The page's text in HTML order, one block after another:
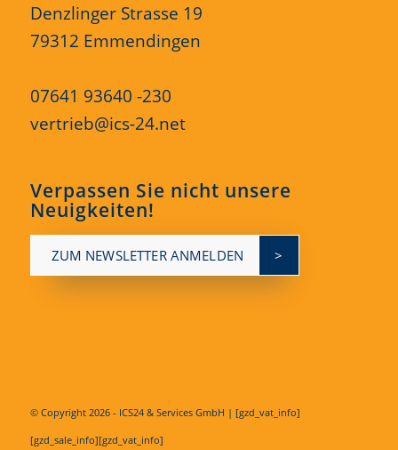
Denzlinger Strasse 19
79312 Emmendingen
07641 93640 -230
vertrieb@ics-24.net
Verpassen Sie nicht unsere
Neuigkeiten!
ZUM NEWSLETTER ANMELDEN
© Copyright 2026 - ICS24 & Services GmbH | [gzd_vat_info]
[gzd_sale_info][gzd_vat_info]